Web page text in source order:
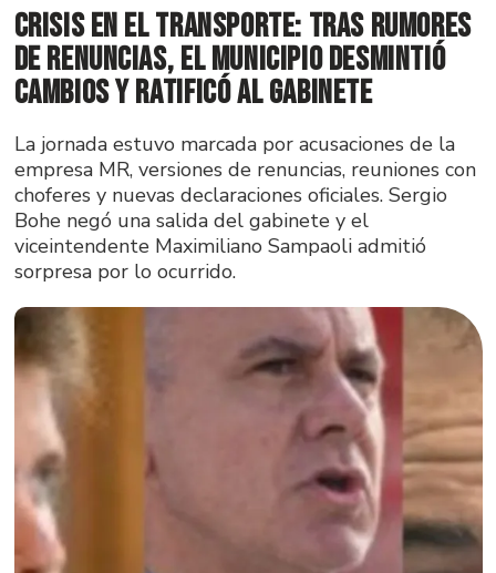
Crisis en el transporte: tras rumores
de renuncias, el Municipio desmintió
cambios y ratificó al gabinete
La jornada estuvo marcada por acusaciones de la
empresa MR, versiones de renuncias, reuniones con
choferes y nuevas declaraciones oficiales. Sergio
Bohe negó una salida del gabinete y el
viceintendente Maximiliano Sampaoli admitió
sorpresa por lo ocurrido.